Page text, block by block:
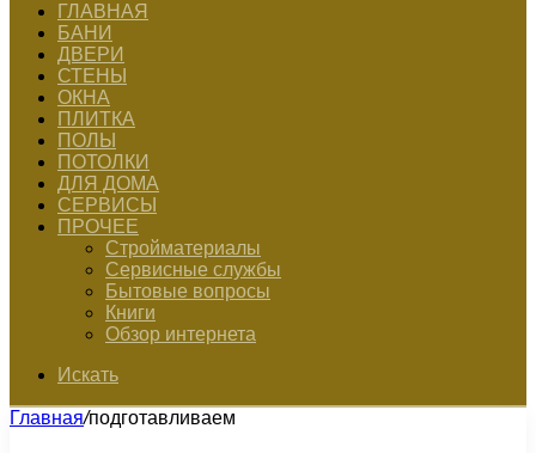
ГЛАВНАЯ
БАНИ
ДВЕРИ
СТЕНЫ
ОКНА
ПЛИТКА
ПОЛЫ
ПОТОЛКИ
ДЛЯ ДОМА
СЕРВИСЫ
ПРОЧЕЕ
Стройматериалы
Сервисные службы
Бытовые вопросы
Книги
Обзор интернета
Искать
Главная/подготавливаем